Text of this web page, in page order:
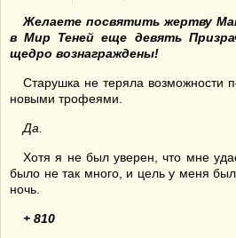
Желаете посвятить жертву
в Мир Теней еще девять
щедро вознаграждены!
Старушка не теряла возможности
новыми трофеями.
Да.
Хотя я не был уверен, что мне
было не так много, и цель у меня
ночь.
+ 810